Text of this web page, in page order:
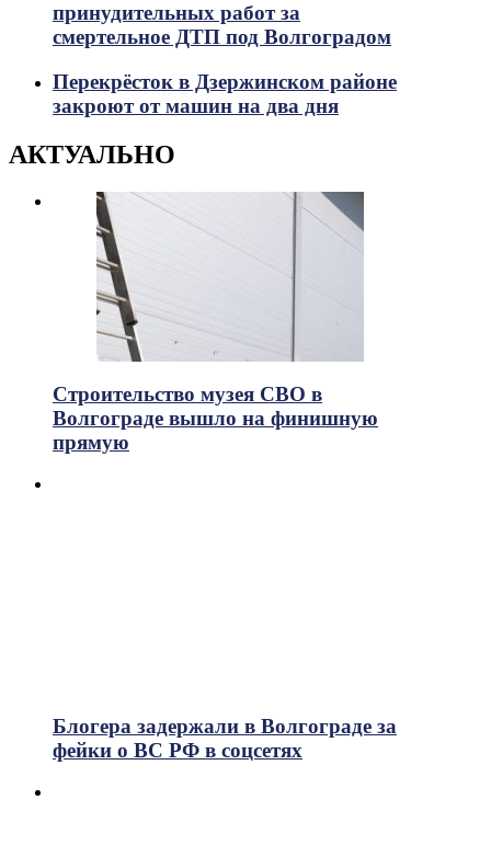
принудительных работ за
смертельное ДТП под Волгоградом
Перекрёсток в Дзержинском районе
закроют от машин на два дня
АКТУАЛЬНО
Строительство музея СВО в
Волгограде вышло на финишную
прямую
Блогера задержали в Волгограде за
фейки о ВС РФ в соцсетях